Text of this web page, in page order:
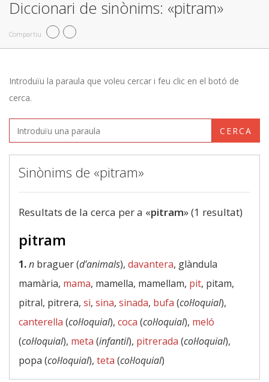
Diccionari de sinònims: «pitram»
Compartiu
Introduïu la paraula que voleu cercar i feu clic en el botó de
cerca.
CERCA
Sinònims de «pitram»
Resultats de la cerca per a «pitram» (1 resultat)
pitram
1.n braguer (d’animals), davantera, glàndula
mamària, mama, mamella, mamellam, pit, pitam,
pitral, pitrera, si, sina, sinada, bufa (col·loquial),
canterella (col·loquial), coca (col·loquial), meló
(col·loquial), meta (infantil), pitrerada (col·loquial),
popa (col·loquial), teta (col·loquial)